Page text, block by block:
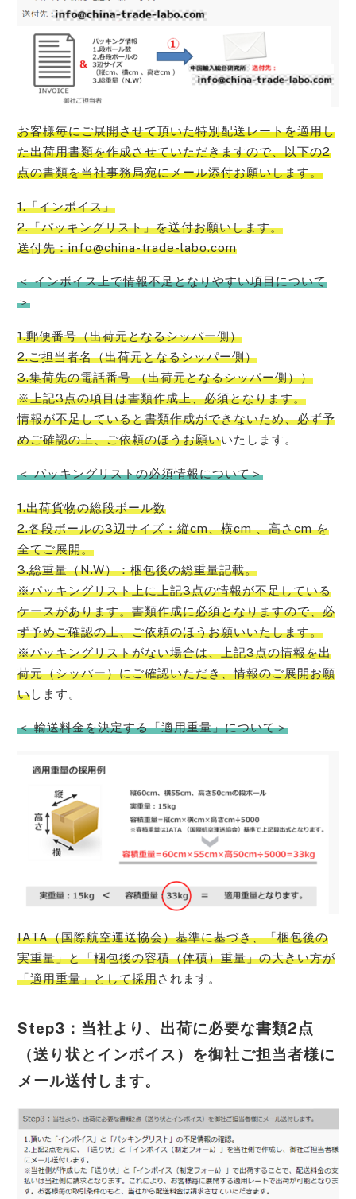
お客様毎にご展開させて頂いた特別配送レートを適用し
た出荷用書類を作成させていただきますので、以下の2
点の書類を当社事務局宛にメール添付お願いします。
1.「インボイス」
2.「パッキングリスト」を送付お願いします。
送付先：info@china-trade-labo.com
＜ インボイス上で情報不足となりやすい項目について
＞
1.郵便番号（出荷元となるシッパー側）
2.ご担当者名（出荷元となるシッパー側）
3.集荷先の電話番号 （出荷元となるシッパー側））
※上記3点の項目は書類作成上、必須となります。
情報が不足していると書類作成ができないため、必ず予
めご確認の上、ご依頼のほうお願いいたします。
＜ パッキングリストの必須情報について＞
1.出荷貨物の総段ボール数
2.各段ボールの3辺サイズ：縦cm、横cm 、高さcm を
全てご展開。
3.総重量（N.W）：梱包後の総重量記載。
※パッキングリスト上に上記3点の情報が不足している
ケースがあります。書類作成に必須となりますので、必
ず予めご確認の上、ご依頼のほうお願いいたします。
※パッキングリストがない場合は、上記3点の情報を出
荷元（シッパー）にご確認いただき、情報のご展開お願
いします。
＜ 輸送料金を決定する「適用重量」について＞
IATA（国際航空運送協会）基準に基づき、「梱包後の
実重量」と「梱包後の容積（体積）重量」の大きい方が
「適用重量」として採用されます。
Step3：当社より、出荷に必要な書類2点
（送り状とインボイス）を御社ご担当者様に
メール送付します。